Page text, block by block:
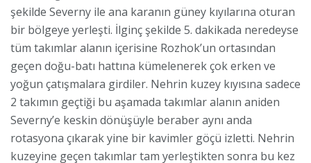
şekilde Severny ile ana karanın güney kıyılarına oturan
bir bölgeye yerleşti. İlginç şekilde 5. dakikada neredeyse
tüm takımlar alanın içerisine Rozhok’un ortasından
geçen doğu-batı hattına kümelenerek çok erken ve
yoğun çatışmalara girdiler. Nehrin kuzey kıyısına sadece
2 takımın geçtiği bu aşamada takımlar alanın aniden
Severny’e keskin dönüşüyle beraber aynı anda
rotasyona çıkarak yine bir kavimler göçü izletti. Nehrin
kuzeyine geçen takımlar tam yerleştikten sonra bu kez